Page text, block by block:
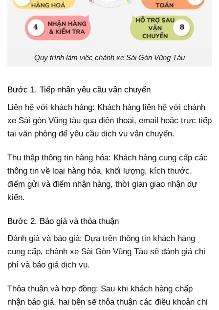
Quy trình làm việc chành xe Sài Gòn Vũng Tàu
Bước 1. Tiếp nhận yêu cầu vận chuyển
Liên hệ với khách hàng: Khách hàng liên hệ với chành
xe Sài gòn Vũng tàu qua điện thoại, email hoặc trực tiếp
tại văn phòng để yêu cầu dịch vụ vận chuyển.
Thu thập thông tin hàng hóa: Khách hàng cung cấp các
thông tin về loại hàng hóa, khối lượng, kích thước,
điểm gửi và điểm nhận hàng, thời gian giao nhận dự
kiến.
Bước 2. Báo giá và thỏa thuận
Đánh giá và báo giá: Dựa trên thông tin khách hàng
cung cấp, chành xe Sài Gòn Vũng Tàu sẽ đánh giá chi
phí và báo giá dịch vụ.
Thỏa thuận và hợp đồng: Sau khi khách hàng chấp
nhận báo giá, hai bên sẽ thỏa thuận các điều khoản chi